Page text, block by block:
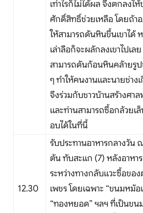
เท่าไรก็ไม่ได้ผล จึงตกลงใ
ศักดิ์สิทธิ์ช่วยเหลือ โดยถ้า
ให้สามารถดันหินขึ้นเขาได้
เล่าลือก็จะผลักลงเขาไปเล
สามารถดันก้อนหินคล้ายรูป
ๆ ทำให้คนงานและนายช่าง
จึงร่วมกับชาวบ้านสร้างศา
และท่านสามารถซื้อกล้วยเ
อบได้ในที่นี้
12.30
รับประทานอาหารกลางวัน
ต้น ทับสะแก (7) หลังอาหา
ระหว่างทางกลับแวะซื้อขอ
เพชร โดยเฉพาะ “ขนมหม้
“ทองหยอด” ฯลฯ ที่เป็นข